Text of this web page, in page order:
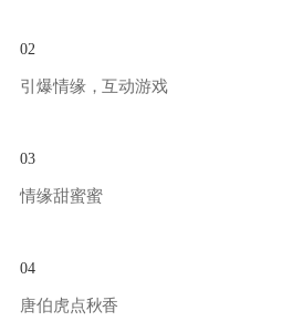
02
引爆情缘，互动游戏
03
情缘甜蜜蜜
04
唐伯虎点秋香